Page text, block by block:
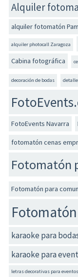
Alquiler
alquiler fotomatón
alquiler photocall Zaragoza
Cabina fotográfica
decoración de bodas
FotoEvents Navarra
fotomatón cenas
Fotomatón
Fotomatón para
karaoke para
karaoke para
letras decorativas para eventos